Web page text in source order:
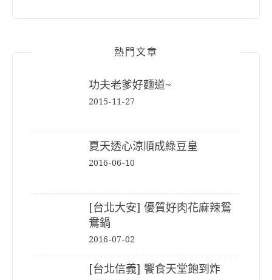
熱門文章
功夫老爹好麵道~
2015-11-27
夏天透心涼順成綠豆皇
2016-06-10
[台北大安] 優質好肉花麻辣鴛
鴦鍋
2016-07-02
[台北信義] 饗食天堂飽到炸